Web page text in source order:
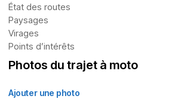
État des routes
Paysages
Virages
Points d’intérêts
Photos du trajet à moto
Ajouter une photo